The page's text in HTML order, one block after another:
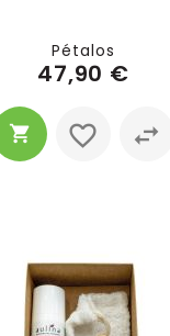
Pétalos
47,90 €